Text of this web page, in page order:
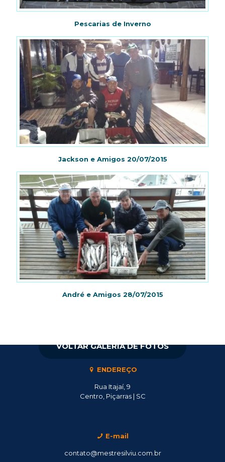
Pescarias de Inverno
Jackson e Amigos 20/07/2015
André e Amigos 28/07/2015
ENDEREÇO
Rua Itajaí, 9
Centro, Piçarras | SC
E-mail
contato@mestresilviu.com.br
VOLTAR GALERIA DE FOTOS